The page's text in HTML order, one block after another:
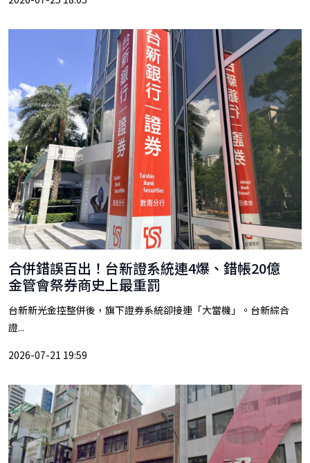
合併錯誤百出！台新證系統連4爆、錯帳20億
金管會祭券商史上最重罰
台新新光金控整併後，旗下證券系統卻接連「大當機」。台新綜合
證...
2026-07-21 19:59